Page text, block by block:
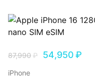
87,990₽ 54,950₽
iPhone